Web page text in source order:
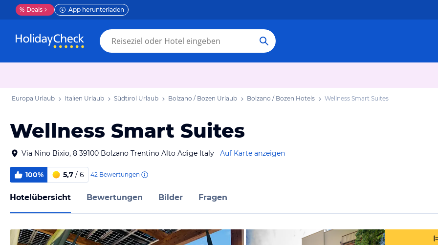
% Deals App herunterladen
Europa Urlaub Italien Urlaub Südtirol Urlaub Bolzano / Bozen Urlaub Bolzano / Bozen Hotels Wellness Smart Suites
Wellness Smart Suites
Via Nino Bixio, 8 39100 Bolzano Trentino Alto Adige Italy Auf Karte anzeigen
100% 5,7 / 6 42 Bewertungen
Hotelübersicht Bewertungen Bilder Fragen